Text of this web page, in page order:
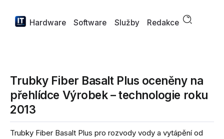
Hardware Software Služby Redakce
Trubky Fiber Basalt Plus oceněny na
přehlídce Výrobek – technologie roku
2013
Trubky Fiber Basalt Plus pro rozvody vody a vytápění od